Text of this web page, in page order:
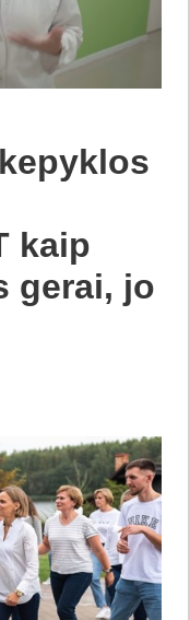
kaip
gerai, jo